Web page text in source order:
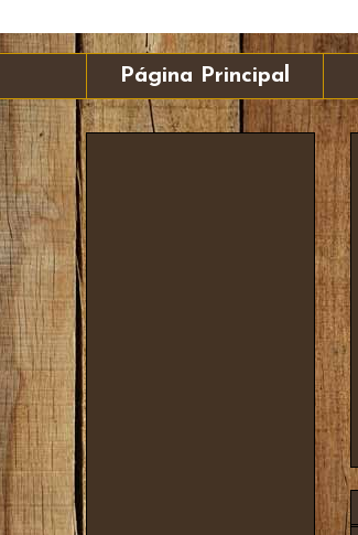
Página Principal